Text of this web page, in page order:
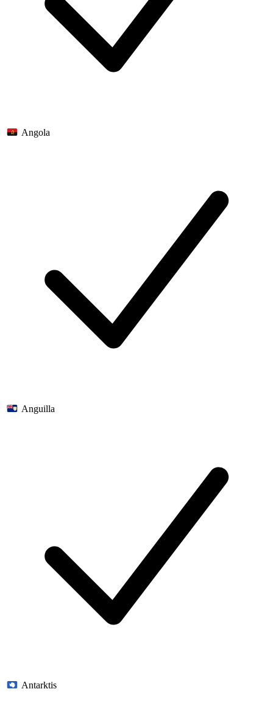
Angola
Anguilla
Antarktis